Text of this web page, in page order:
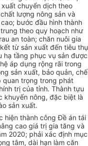
chuyển dịch theo
lượng nông sản và
bước đầu hình thành
theo quy hoạch như
an toàn; chăn nuôi gia
từ sản xuất đến tiêu thụ
hạ tầng phục vụ sản được
áp dụng rộng rãi trong
sản xuất, bảo quản, chế
quan trọng trong phát
trị của tỉnh. Thành tựu
nông, đặc biệt là
sản xuất.
hiện thành công Đề án tái
cao giá trị gia tăng và
2020; phải xác định mục
tâm, dài hạn làm căn